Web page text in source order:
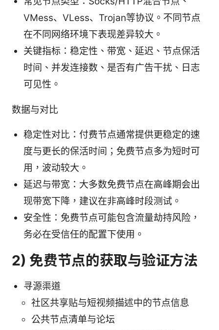
VMess、VLess、Trojan等协议。不同节点
在不同网络环境下表现差异较大。
关键指标：稳定性、带宽、延迟、节点保活
时间、并发连接数、是否有广告干扰、日志
可见性。
数据与对比
稳定性对比：付费节点通常提供更稳定的速
度与更长的保活时间；免费节点多为短时可
用，波动较大。
延迟与带宽：大多数免费节点在高峰期会出
现带宽下降，建议在非高峰时段测试。
安全性：免费节点可能包含流量劫持风险，
务必在受信任的配置下使用。
2) 免费节点的获取与验证方法
寻源渠道
社区共享贴与短视频描述中的节点信息
公共节点清单与论坛